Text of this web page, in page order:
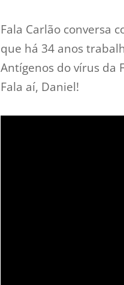
Fala Carlão conversa
que há 34 anos
Antígenos do vírus da
Fala aí, Daniel!